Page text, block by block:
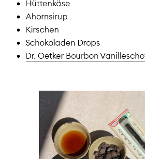
Hüttenkäse
Ahornsirup
Kirschen
Schokoladen Drops
Dr. Oetker Bourbon